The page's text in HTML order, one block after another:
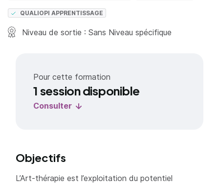
QUALIOPI APPRENTISSAGE
Niveau de sortie : Sans Niveau spécifique
Pour cette formation
1 session disponible
Consulter
Objectifs
L’Art-thérapie est l’exploitation du potentiel